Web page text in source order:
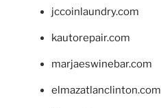
jccoinlaundry.com
kautorepair.com
marjaeswinebar.com
elmazatlanclinton.com